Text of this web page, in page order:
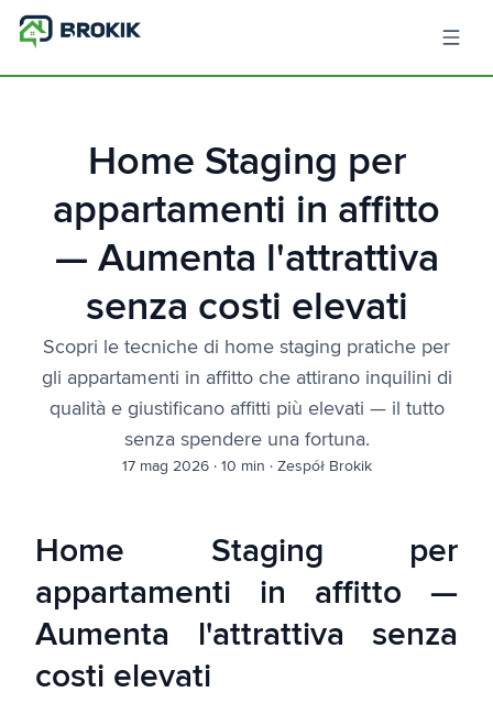
Home Staging per
appartamenti in affitto
— Aumenta l'attrattiva
senza costi elevati
Scopri le tecniche di home staging pratiche per
gli appartamenti in affitto che attirano inquilini di
qualità e giustificano affitti più elevati — il tutto
senza spendere una fortuna.
17 mag 2026· 10 min · Zespół Brokik
Home Staging per
appartamenti in affitto —
Aumenta l'attrattiva senza
costi elevati